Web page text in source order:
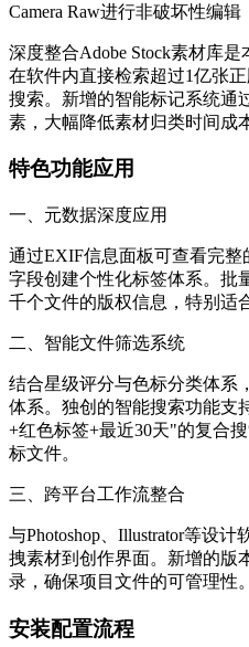
Camera Raw进行非破坏性编辑
深度整合Adobe Stock素材库
在软件内直接检索超过1亿张
搜索。新增的智能标记系统通
素，大幅降低素材归类时间成
特色功能应用
一、元数据深度应用
通过EXIF信息面板可查看完
字段创建个性化标签体系。批
千个文件的版权信息，特别适
二、智能文件筛选系统
结合星级评分与色标分类体系
体系。独创的智能搜索功能支
+红色标签+最近30天"的复合
标文件。
三、跨平台工作流整合
与Photoshop、Illustrator等设
拽素材到创作界面。新增的版
录，确保项目文件的可管理性。
安装配置流程